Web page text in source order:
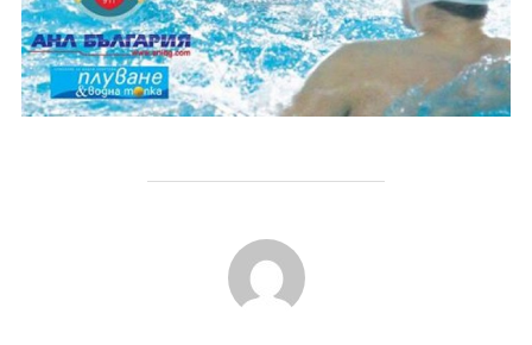
POST AUTHOR